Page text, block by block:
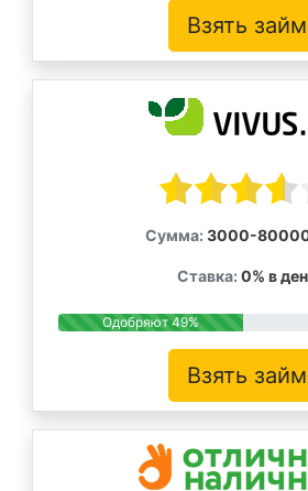
Взять займ
Сумма: 3000-
Ставка: 0% в
Одобряют 49%
Взять займ